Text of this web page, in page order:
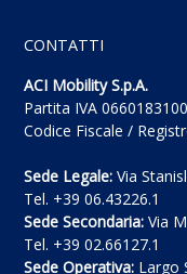
CONTATTI
ACI Mobility S.p.A.
Partita IVA
Codice Fiscale /
Sede Legale: Via
Tel. +39 06.43226.1
Sede Secondaria: Via
Tel. +39 02.66127.1
Sede Operativa: Largo